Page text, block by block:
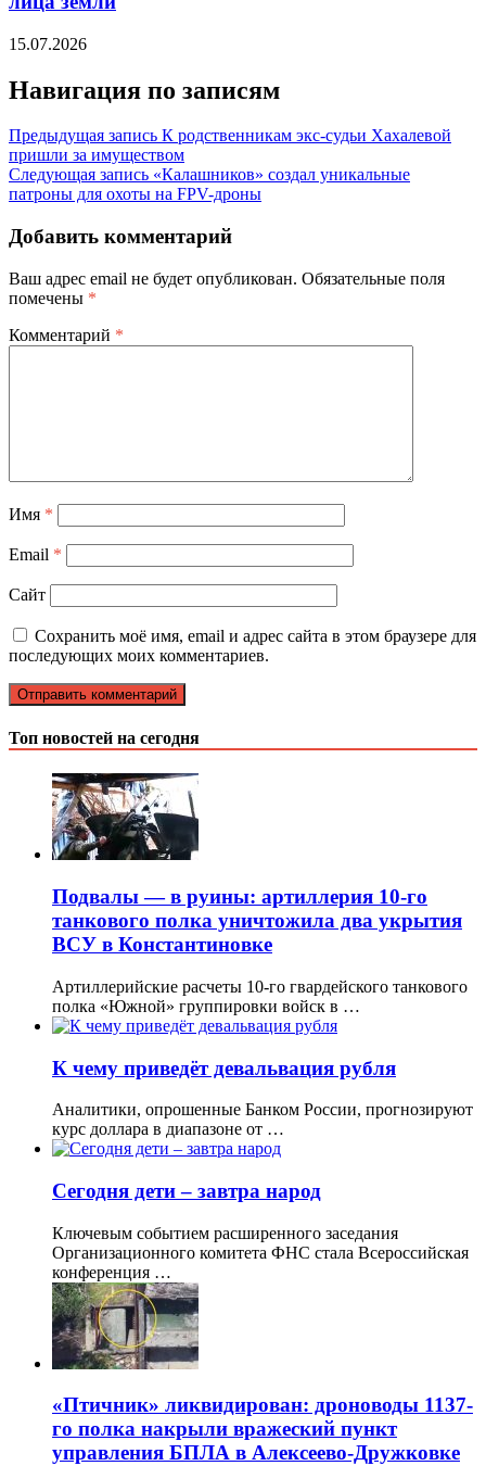
15.07.2026
Навигация по записям
Предыдущая запись К родственникам экс-судьи Хахалевой
пришли за имуществом
Следующая запись «Калашников» создал уникальные
патроны для охоты на FPV-дроны
Добавить комментарий
Ваш адрес email не будет опубликован. Обязательные поля
помечены *
Комментарий *
Имя *
Email *
Сайт
Сохранить моё имя, email и адрес сайта в этом браузере для
последующих моих комментариев.
Топ новостей на сегодня
Подвалы — в руины: артиллерия 10-го
танкового полка уничтожила два укрытия
ВСУ в Константиновке
Артиллерийские расчеты 10-го гвардейского танкового
полка «Южной» группировки войск в …
К чему приведёт девальвация рубля
Аналитики, опрошенные Банком России, прогнозируют
курс доллара в диапазоне от …
Сегодня дети – завтра народ
Ключевым событием расширенного заседания
Организационного комитета ФНС стала Всероссийская
конференция …
«Птичник» ликвидирован: дроноводы 1137-
го полка накрыли вражеский пункт
управления БПЛА в Алексеево-Дружковке